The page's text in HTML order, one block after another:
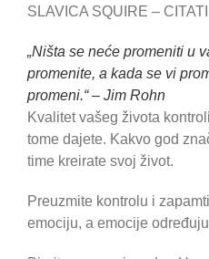
SLAVICA SQUIRE –
„Ništa se neće promeniti u
promenite, a kada se vi
promeni.“ – Jim Rohn
Kvalitet vašeg života
tome dajete. Kakvo god
time kreirate svoj život.
Preuzmite kontrolu i
emociju, a emocije